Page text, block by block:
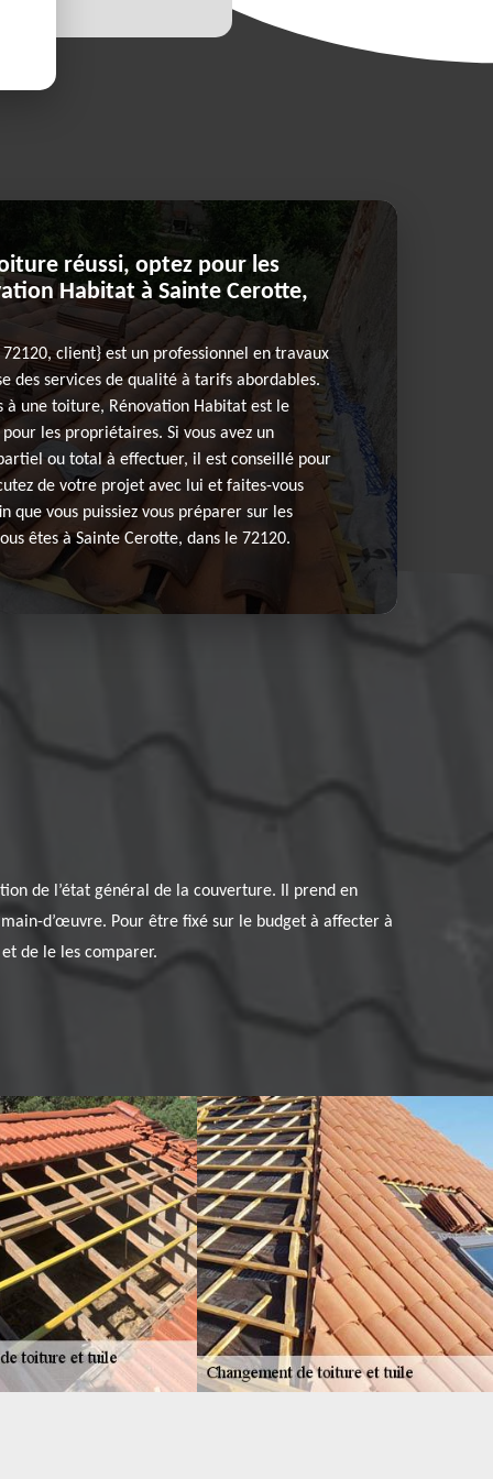
réussi, optez pour les
Habitat à Sainte Cerotte,
client} est un professionnel en travaux
des services de qualité à tarifs abordables.
à une toiture, Rénovation Habitat est le
les propriétaires. Si vous avez un
ou total à effectuer, il est conseillé pour
de votre projet avec lui et faites-vous
que vous puissiez vous préparer sur les
êtes à Sainte Cerotte, dans le 72120.
de l’état général de la couverture. Il prend en
d’œuvre. Pour être fixé sur le budget à affecter à
de le les comparer.